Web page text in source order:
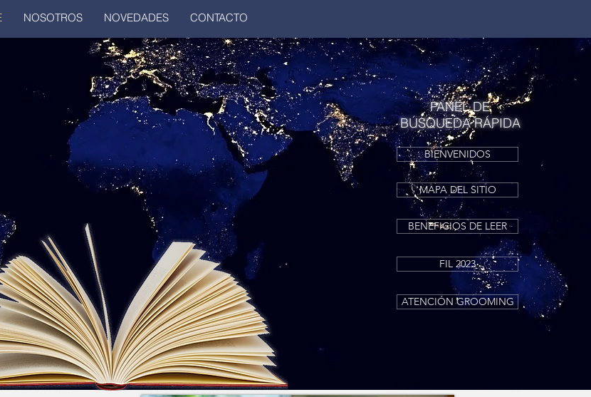
Iniciar sesión
PANEL DE
BÚSQUEDA RÁPIDA
BIENVENIDOS
MAPA DEL SITIO
BENEFICIOS DE LEER
FIL 2023
ATENCIÓN GROOMING
NOSOTROS NOVEDADES CONTACTO